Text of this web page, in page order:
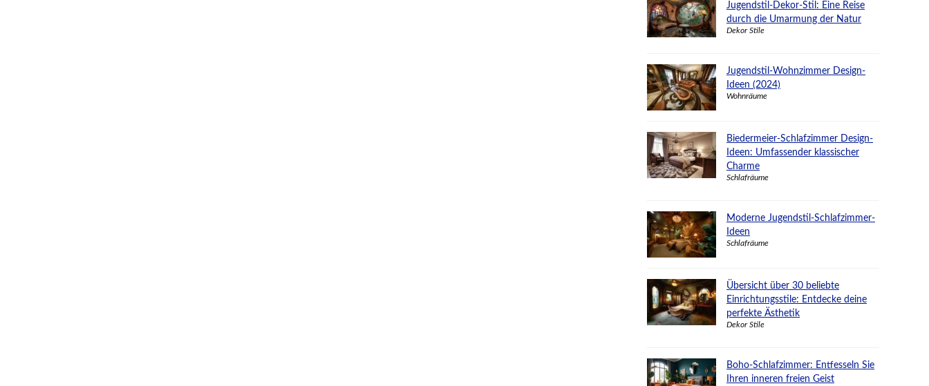
Jugendstil-Dekor-Stil: Eine Reise
durch die Umarmung der Natur
Dekor Stile
Jugendstil-Wohnzimmer Design-
Ideen (2024)
Wohnräume
Biedermeier-Schlafzimmer Design-
Ideen: Umfassender klassischer
Charme
Schlafräume
Moderne Jugendstil-Schlafzimmer-
Ideen
Schlafräume
Übersicht über 30 beliebte
Einrichtungsstile: Entdecke deine
perfekte Ästhetik
Dekor Stile
Boho-Schlafzimmer: Entfesseln Sie
Ihren inneren freien Geist